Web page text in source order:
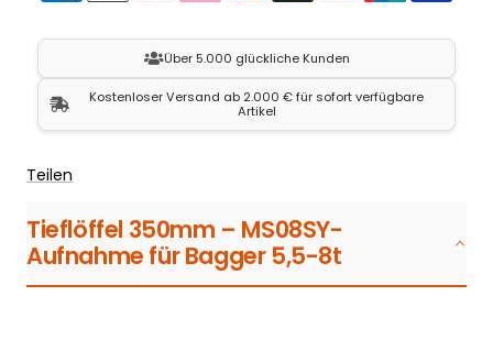
Über 5.000 glückliche Kunden
Kostenloser Versand ab 2.000 € für sofort verfügbare
Artikel
Teilen
Tieflöffel 350mm – MS08SY-
Aufnahme für Bagger 5,5-8t